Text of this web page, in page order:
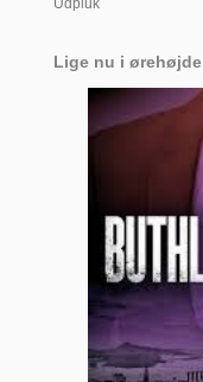
Udpluk
Lige nu i ørehøjde